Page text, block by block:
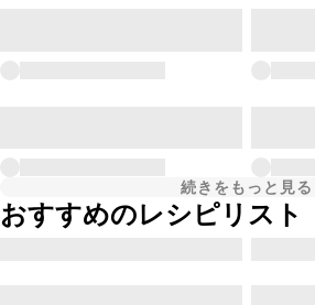
続きをもっと見る
おすすめのレシピリスト